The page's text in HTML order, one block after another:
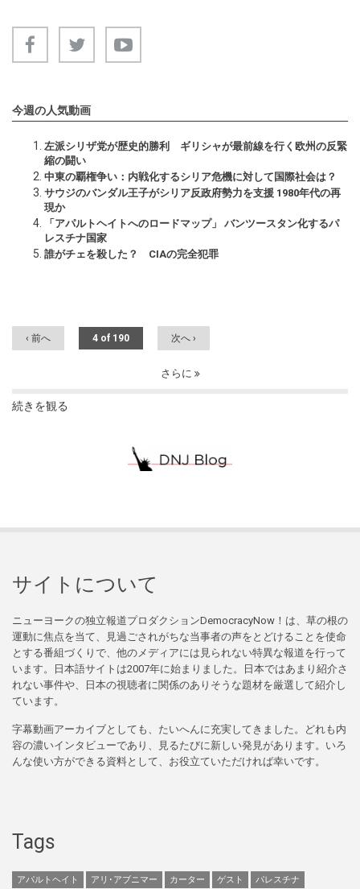
今週の人気動画
左派シリザ党が歴史的勝利 ギリシャが最前線を行く欧州の反緊
縮の闘い
中東の覇権争い：内戦化するシリア危機に対して国際社会は？
サウジのバンダル王子がシリア反政府勢力を支援 1980年代の再
現か
「アパルトヘイトへのロードマップ」 バンツースタン化するパ
レスチナ国家
誰がチェを殺した？ CIAの完全犯罪
‹ 前へ 4 of 190 次へ ›
さらに
続きを観る
サイトについて
ニューヨークの独立報道プロダクションDemocracyNow！は、草の根の
運動に焦点を当て、見過ごされがちな当事者の声をとどけることを使命
とする番組づくりで、他のメディアには見られない特異な報道を行って
います。日本語サイトは2007年に始まりました。日本ではあまり紹介さ
れない事件や、日本の視聴者に関係のありそうな題材を厳選して紹介し
ています。
字幕動画アーカイブとしても、たいへんに充実してきました。どれも内
容の濃いインタビューであり、見るたびに新しい発見があります。いろ
んな使い方ができる資料として、お役立ていただければ幸いです。
Tags
アパルトヘイト アリ･アブニマー カーター ゲスト パレスチナ